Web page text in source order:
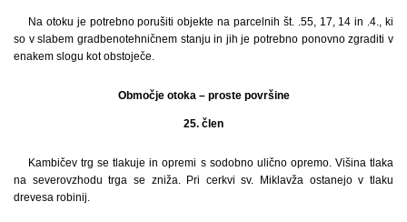
Na otoku je potrebno porušiti objekte na parcelnih št. .55, 17, 14 in .4., ki
so v slabem gradbenotehničnem stanju in jih je potrebno ponovno zgraditi v
enakem slogu kot obstoječe.
Območje otoka – proste površine
25. člen
Kambičev trg se tlakuje in opremi s sodobno ulično opremo. Višina tlaka
na severovzhodu trga se zniža. Pri cerkvi sv. Miklavža ostanejo v tlaku
drevesa robinij.